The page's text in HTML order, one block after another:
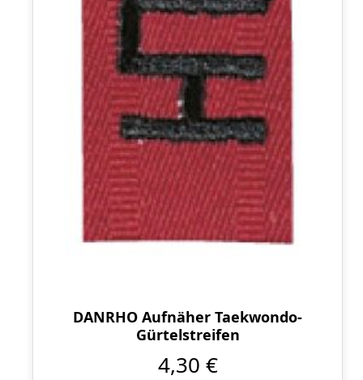
DANRHO Aufnäher Taekwondo-
Gürtelstreifen
4,30 €